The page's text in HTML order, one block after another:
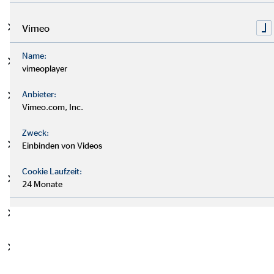
Emissionen von Treibhausgasen
fossile Energieversorgung
nicht nachhaltiger Energiebedarf und intensiver
Energieverbrauch
Beeinträchtigung der Biodiversität
nicht nachhaltige Wasseremissionen und Wasserintensität
Vimeo
Name:
vimeoplayer
Anbieter:
Vimeo.com, Inc.
Zweck:
Einbinden von Videos
Cookie Laufzeit:
24 Monate